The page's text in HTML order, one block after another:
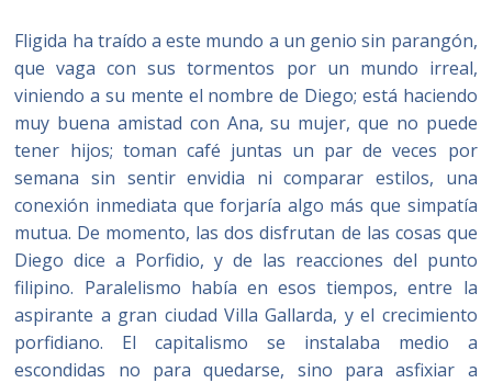
Fligida ha traído a este mundo a un genio sin parangón,
que vaga con sus tormentos por un mundo irreal,
viniendo a su mente el nombre de Diego; está haciendo
muy buena amistad con Ana, su mujer, que no puede
tener hijos; toman café juntas un par de veces por
semana sin sentir envidia ni comparar estilos, una
conexión inmediata que forjaría algo más que simpatía
mutua. De momento, las dos disfrutan de las cosas que
Diego dice a Porfidio, y de las reacciones del punto
filipino. Paralelismo había en esos tiempos, entre la
aspirante a gran ciudad Villa Gallarda, y el crecimiento
porfidiano. El capitalismo se instalaba medio a
escondidas no para quedarse, sino para asfixiar a